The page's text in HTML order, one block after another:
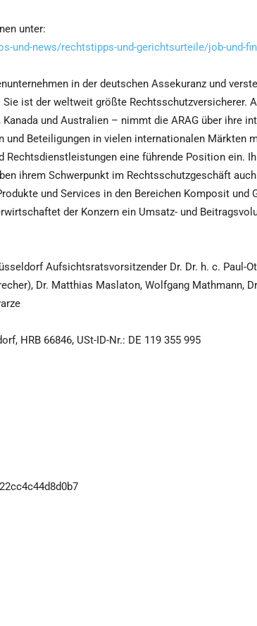
unter:
und-news/rechtstipps-und-gerichtsurteile/job-und-
in der deutschen Assekuranz und
ist der weltweit größte Rechtsschutzversicherer.
und Australien – nimmt die ARAG über ihre
und Beteiligungen in vielen internationalen Märkten
Rechtsdienstleistungen eine führende Position ein.
ihrem Schwerpunkt im Rechtsschutzgeschäft
und Services in den Bereichen Komposit und
der Konzern ein Umsatz- und
Aufsichtsratsvorsitzender Dr. Dr. h. c. Paul-
Dr. Matthias Maslaton, Wolfgang Mathmann,
HRB 66846, USt-ID-Nr.: DE 119 355 995